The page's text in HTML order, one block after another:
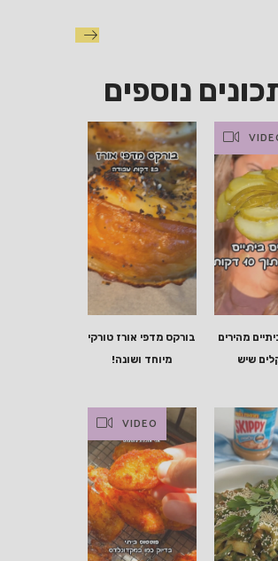
נוספים
בורקס מדפי אורז טורקי
מיוחד ושונה!
מהירים
שיש
VIDEO